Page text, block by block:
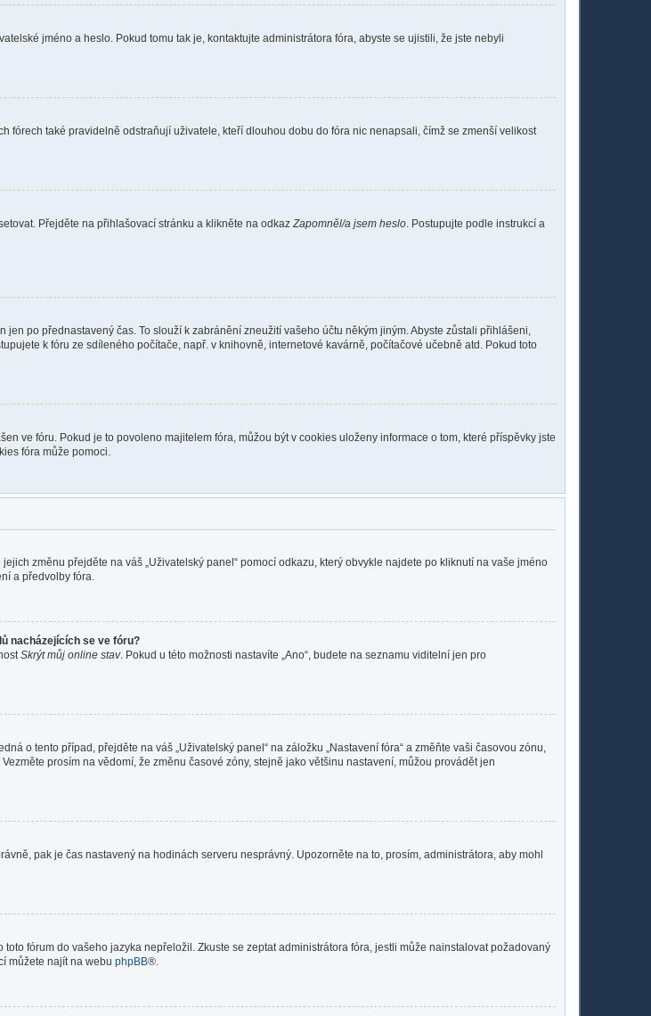
jméno a heslo. Pokud tomu tak je, kontaktujte administrátora fóra, abyste se ujistili, že jste nebyli
fórech také pravidelně odstraňují uživatele, kteří dlouhou dobu do fóra nic nenapsali, čímž se zmenší velikost
Přejděte na přihlašovací stránku a klikněte na odkaz Zapomněl/a jsem heslo . Postupujte podle instrukcí a
jen po přednastavený čas. To slouží k zabránění zneužití vašeho účtu někým jiným. Abyste zůstali přihlášeni,
k fóru ze sdíleného počítače, např. v knihovně, internetové kavárně, počítačové učebně atd. Pokud toto
ve fóru. Pokud je to povoleno majitelem fóra, můžou být v cookies uloženy informace o tom, které příspěvky jste
fóra může pomoci.
změnu přejděte na váš „Uživatelský panel“ pomocí odkazu, který obvykle najdete po kliknutí na vaše jméno
a předvolby fóra.
nacházejících se ve fóru?
Skrýt můj online stav. Pokud u této možnosti nastavíte „Ano“, budete na seznamu viditelní jen pro
o tento případ, přejděte na váš „Uživatelský panel“ na záložku „Nastavení fóra“ a změňte vaši časovou zónu,
prosím na vědomí, že změnu časové zóny, stejně jako většinu nastavení, můžou provádět jen
pak je čas nastavený na hodinách serveru nesprávný. Upozorněte na to, prosím, administrátora, aby mohl
fórum do vašeho jazyka nepřeložil. Zkuste se zeptat administrátora fóra, jestli může nainstalovat požadovaný
můžete najít na webu phpBB®.